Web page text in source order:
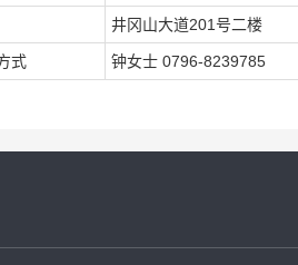
井冈山大道201号二楼
式 钟女士 0796-8239785